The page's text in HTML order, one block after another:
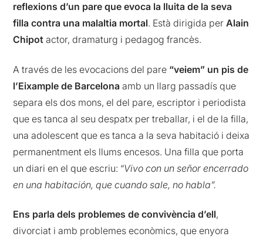
reflexions d’un pare que evoca la lluita de la seva
filla contra una malaltia mortal. Està dirigida perAlain
Chipot actor, dramaturg i pedagog francès.
A través de les evocacions del pare “veiem” un pis de
l’Eixample de Barcelona amb un llarg passadís que
separa els dos mons, el del pare, escriptor i periodista
que es tanca al seu despatx per treballar, i el de la filla,
una adolescent que es tanca a la seva habitació i deixa
permanentment els llums encesos. Una filla que porta
un diari en el que escriu: “Vivo con un señor encerrado
en una habitación, que cuando sale, no habla”.
Ens parla dels problemes de convivència d’ell,
divorciat i amb problemes econòmics, que enyora